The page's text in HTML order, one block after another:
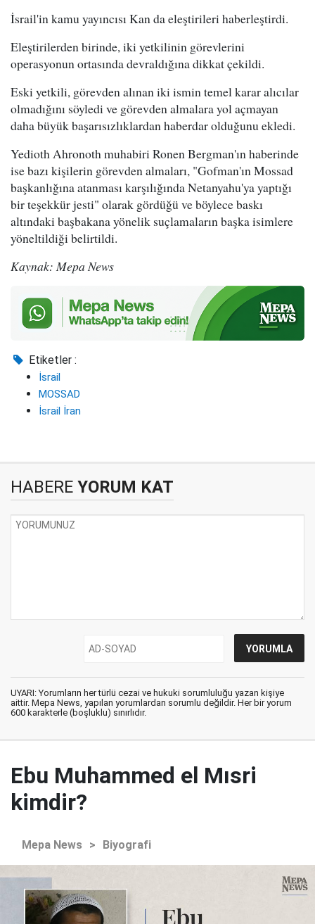
İsrail'in kamu yayıncısı Kan da eleştirileri haberleştirdi.
Eleştirilerden birinde, iki yetkilinin görevlerini
operasyonun ortasında devraldığına dikkat çekildi.
Eski yetkili, görevden alınan iki ismin temel karar alıcılar
olmadığını söyledi ve görevden almalara yol açmayan
daha büyük başarısızlıklardan haberdar olduğunu ekledi.
Yedioth Ahronoth muhabiri Ronen Bergman'ın haberinde
ise bazı kişilerin görevden almaları, "Gofman'ın Mossad
başkanlığına atanması karşılığında Netanyahu'ya yaptığı
bir teşekkür jesti" olarak gördüğü ve böylece baskı
altındaki başbakana yönelik suçlamaların başka isimlere
yöneltildiği belirtildi.
Kaynak: Mepa News
Etiketler :
İsrail
MOSSAD
İsrail İran
HABERE YORUM KAT
UYARI: Yorumların her türlü cezai ve hukuki sorumluluğu yazan kişiye
aittir. Mepa News, yapılan yorumlardan sorumlu değildir. Her bir yorum
600 karakterle (boşluklu) sınırlıdır.
Ebu Muhammed el Mısri
kimdir?
Mepa News > Biyografi